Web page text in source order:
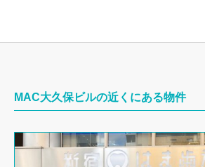
MAC大久保ビルの近くにある物件